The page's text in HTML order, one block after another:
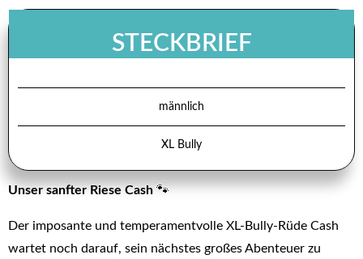
Unser sanfter Riese Cash🐾
Der imposante und temperamentvolle XL-Bully-Rüde Cash
wartet noch darauf, sein nächstes großes Abenteuer zu
STECKBRIEF
männlich
XL Bully